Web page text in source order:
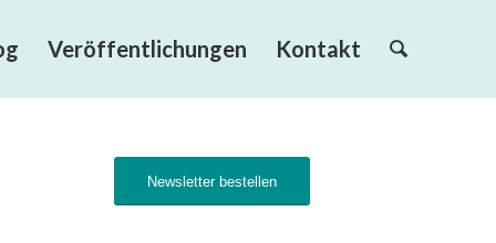
Veröffentlichungen Kontakt
Newsletter bestellen